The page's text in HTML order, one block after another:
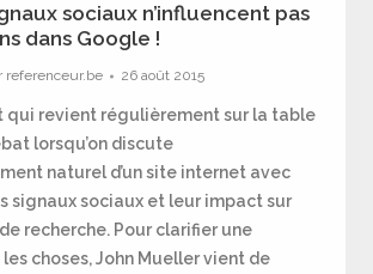
sociaux n’influencent pas
dans Google !
referenceur.be 26 août 2015
qui revient régulièrement sur la table
lorsqu’on discute
naturel d’un site internet avec
signaux sociaux et leur impact sur
recherche. Pour clarifier une
choses, John Mueller vient de